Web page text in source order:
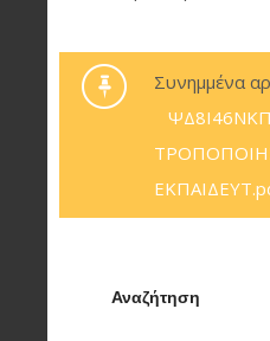
Συνημμένα
Αναζήτηση